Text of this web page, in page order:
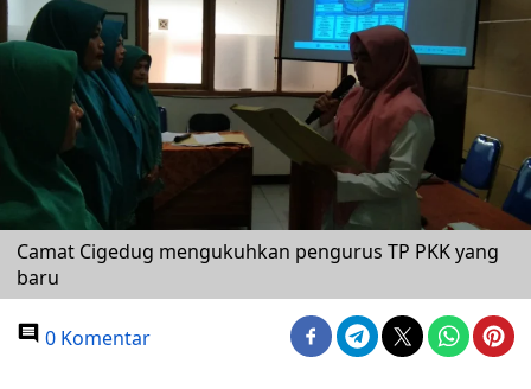
Camat Cigedug mengukuhkan pengurus TP PKK yang
baru
0 Komentar